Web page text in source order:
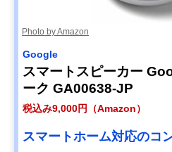
Photo by Amazon
Google
スマートスピーカー
ーク GA00638-JP
税込み9,000円（Amazon）
スマートホーム対応のコ